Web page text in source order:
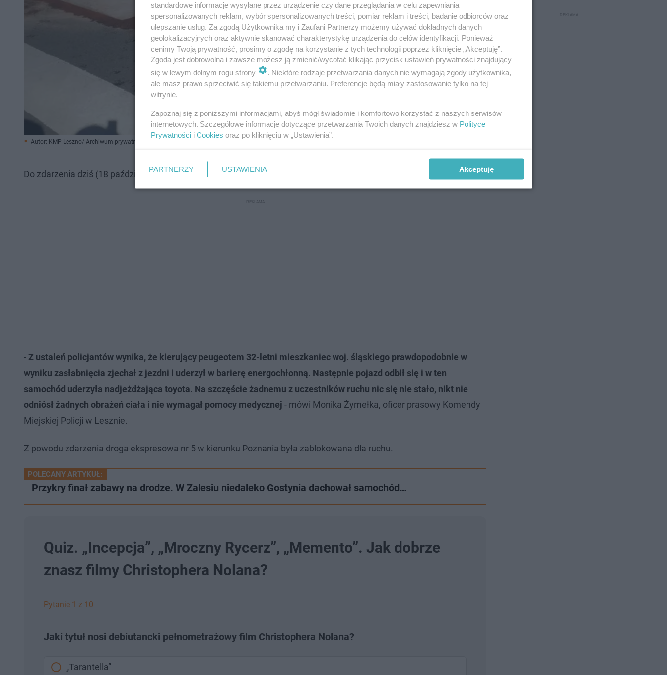
Autor: KMP Leszno/ Archiwum prywatne
Do zdarzenia dziś (18 października) doszło tuż po godz. 11:00 w pobliżu węzła Święciechowa.
- Z ustaleń policjantów wynika, że kierujący peugeotem 32-letni mieszkaniec woj. śląskiego prawdopodobnie w
wyniku zasłabnięcia zjechał z jezdni i uderzył w barierę energochłonną. Następnie pojazd odbił się i w ten
samochód uderzyła nadjeżdżająca toyota. Na szczęście żadnemu z uczestników ruchu nic się nie stało, nikt nie
odniósł żadnych obrażeń ciała i nie wymagał pomocy medycznej - mówi Monika Żymełka, oficer prasowy Komendy
Miejskiej Policji w Lesznie.
Z powodu zdarzenia droga ekspresowa nr 5 w kierunku Poznania była zablokowana dla ruchu.
POLECANY ARTYKUŁ:
​Przykry finał zabawy na drodze. W Zalesiu niedaleko Gostynia dachował samochód…
Quiz. „Incepcja”, „Mroczny Rycerz”, „Memento”. Jak dobrze
znasz filmy Christophera Nolana?
Pytanie 1 z 10
Jaki tytuł nosi debiutancki pełnometrażowy film Christophera Nolana?
„Tarantella”
standardowe informacje wysyłane przez urządzenie czy dane przeglądania w celu zapewniania
spersonalizowanych reklam, wybór spersonalizowanych treści, pomiar reklam i treści, badanie odbiorców oraz
ulepszanie usług. Za zgodą Użytkownika my i Zaufani Partnerzy możemy używać dokładnych danych
geolokalizacyjnych oraz aktywnie skanować charakterystykę urządzenia do celów identyfikacji. Ponieważ
cenimy Twoją prywatność, prosimy o zgodę na korzystanie z tych technologii poprzez kliknięcie „Akceptuję”.
Zgoda jest dobrowolna i zawsze możesz ją zmienić/wycofać klikając przycisk ustawień prywatności znajdujący
się w lewym dolnym rogu strony
. Niektóre rodzaje przetwarzania danych nie wymagają zgody użytkownika,
ale masz prawo sprzeciwić się takiemu przetwarzaniu. Preferencje będą miały zastosowanie tylko na tej
witrynie.
Zapoznaj się z poniższymi informacjami, abyś mógł świadomie i komfortowo korzystać z naszych serwisów
internetowych. Szczegółowe informacje dotyczące przetwarzania Twoich danych znajdziesz w Polityce
Prywatności i Cookies oraz po kliknięciu w „Ustawienia”.
PARTNERZY USTAWIENIA Akceptuję